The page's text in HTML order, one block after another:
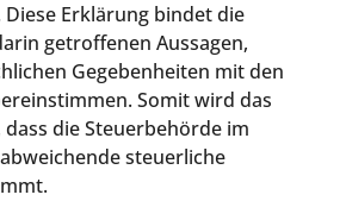
Erklärung bindet die
getroffenen Aussagen,
Gegebenheiten mit den
Somit wird das
die Steuerbehörde im
steuerliche